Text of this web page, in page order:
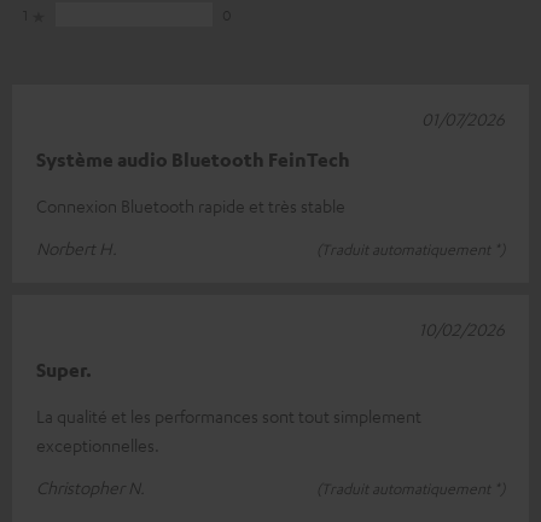
Système audio Bluetooth FeinTech
Connexion Bluetooth rapide et très stable
Norbert H.
(Traduit automatiquement *)
01/07/2026
Super.
La qualité et les performances sont tout simplement
exceptionnelles.
Christopher N.
(Traduit automatiquement *)
10/02/2026